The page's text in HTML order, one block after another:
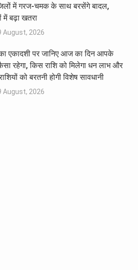
में गरज-चमक के साथ बरसेंगे बादल,
में बढ़ा खतरा
August, 2026
एकादशी पर जानिए आज का दिन आपके
रहेगा, किस राशि को मिलेगा धन लाभ और
को बरतनी होगी विशेष सावधानी
August, 2026